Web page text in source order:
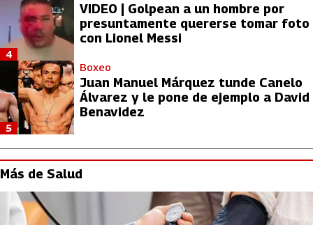
VIDEO | Golpean a un hombre por
presuntamente quererse tomar foto
con Lionel Messi
4
Boxeo
Juan Manuel Márquez tunde Canelo
Álvarez y le pone de ejemplo a David
Benavidez
5
Más de Salud